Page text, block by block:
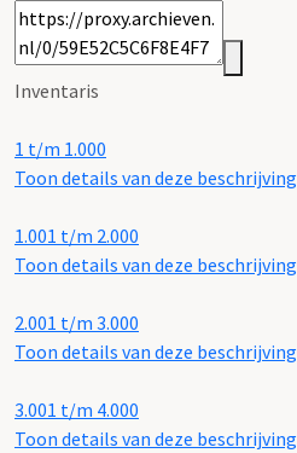
Inventaris
1 t/m 1.000
Toon details van deze beschrijving
1.001 t/m 2.000
Toon details van deze beschrijving
2.001 t/m 3.000
Toon details van deze beschrijving
3.001 t/m 4.000
Toon details van deze beschrijving